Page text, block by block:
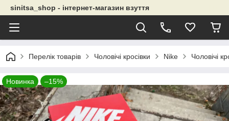
sinitsa_shop - інтернет-магазин взуття
Перелік товарів Чоловічі кросівки Nike Чоловічі
Новинка –15%